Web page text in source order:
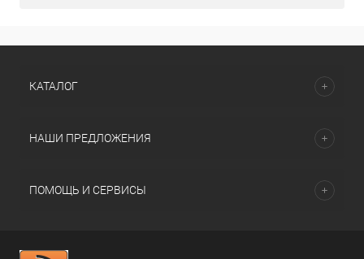
КАТАЛОГ
НАШИ ПРЕДЛОЖЕНИЯ
ПОМОЩЬ И СЕРВИСЫ